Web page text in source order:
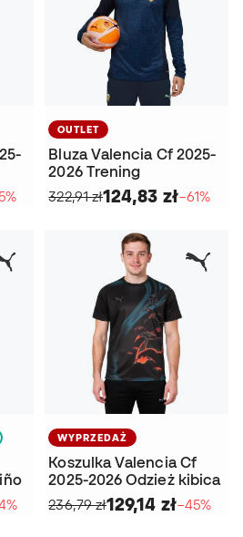
OUTLET
Bluza Valencia Cf 2025-
2026 Trening
322,91 zł124,83 zł−61%
WYPRZEDAŻ
Koszulka Valencia Cf
2025-2026 Odzież kibica
236,79 zł129,14 zł−45%